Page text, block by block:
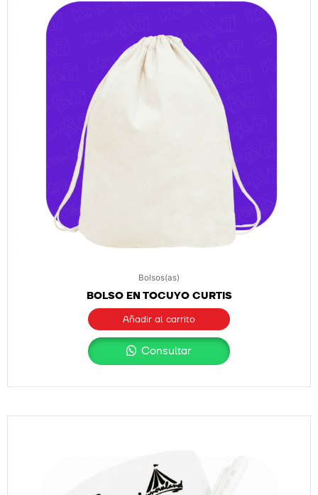
Bolsos(as)
BOLSO EN TOCUYO CURTIS
Añadir al carrito
Consultar